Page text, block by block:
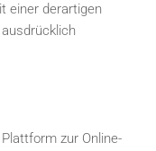
einer derartigen
zur Online-